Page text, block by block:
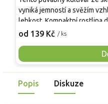
od 139 Kč / ks
vyniká jemností a svěžím
lehkost. Kompaktní rostlina
centimetrů, což ji činí ideální
krémově bílými okvětními
meruňkových až žlutých
prolínají. Květy navíc
pro pěstitele, kteří hledají
nenáročnou rostlinu, jež
Popis Diskuze